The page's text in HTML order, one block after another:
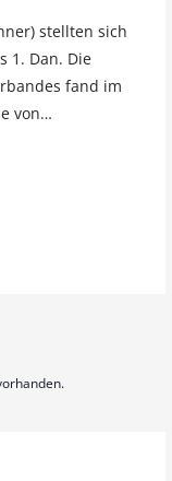
stellten sich
1. Dan. Die
fand im
von…